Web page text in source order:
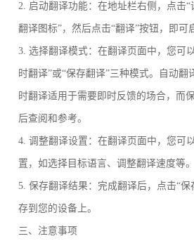
2. 启动翻译功能：在地址栏右侧，点击“
翻译图标”，然后点击“翻译”按钮，即可
3. 选择翻译模式：在翻译页面中，您可
时翻译”或“保存翻译”三种模式。自动翻
时翻译适用于需要即时反馈的场合，而
后查阅和参考。
4. 调整翻译设置：在翻译页面中，您可
置，如选择目标语言、调整翻译速度等。
5. 保存翻译结果：完成翻译后，点击“
存到您的设备上。
三、注意事项